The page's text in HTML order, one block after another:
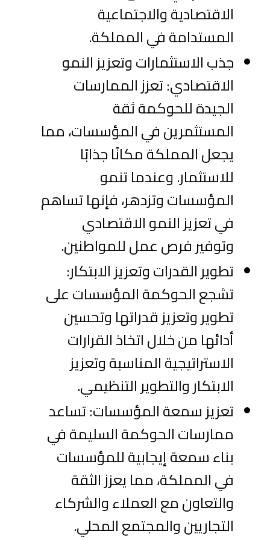
الاقتصادية والاجتماعية
المستدامة في المملكة.
جذب الاستثمارات وتعزيز النمو
الاقتصادي: تعزز الممارسات
الجيدة للحوكمة ثقة
المستثمرين في المؤسسات، مما
يجعل المملكة مكانًا جذابًا
للاستثمار. وعندما تنمو
المؤسسات وتزدهر، فإنها تساهم
في تعزيز النمو الاقتصادي
وتوفير فرص عمل للمواطنين.
تطوير القدرات وتعزيز الابتكار:
تشجع الحوكمة المؤسسات على
تطوير وتعزيز قدراتها وتحسين
أدائها من خلال اتخاذ القرارات
الاستراتيجية المناسبة وتعزيز
الابتكار والتطوير التنظيمي.
تعزيز سمعة المؤسسات: تساعد
ممارسات الحوكمة السليمة في
بناء سمعة إيجابية للمؤسسات
في المملكة، مما يعزز الثقة
والتعاون مع العملاء والشركاء
التجاريين والمجتمع المحلي.